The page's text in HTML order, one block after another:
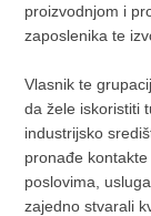
proizvodnjom i
zaposlenika te
Vlasnik te
da žele iskoristiti
industrijsko
pronađe
poslovima,
zajedno stvarali